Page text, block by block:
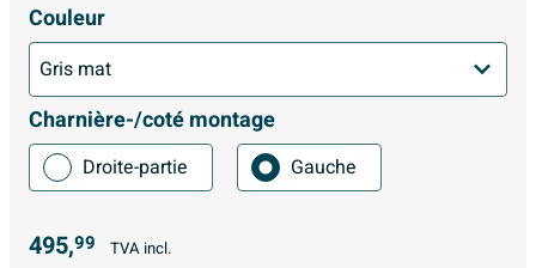
Couleur
Charnière-/coté montage
Droite-partie Gauche
495,99 TVA incl.